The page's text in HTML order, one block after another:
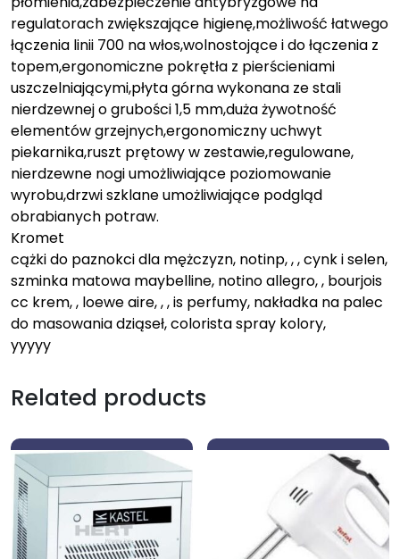
regulatorach zwiększające higienę,możliwość łatwego
łączenia linii 700 na włos,wolnostojące i do łączenia z
topem,ergonomiczne pokrętła z pierścieniami
uszczelniającymi,płyta górna wykonana ze stali
nierdzewnej o grubości 1,5 mm,duża żywotność
elementów grzejnych,ergonomiczny uchwyt
piekarnika,ruszt prętowy w zestawie,regulowane,
nierdzewne nogi umożliwiające poziomowanie
wyrobu,drzwi szklane umożliwiające podgląd
obrabianych potraw.
Kromet
cążki do paznokci dla mężczyzn, notinp, , , cynk i selen,
szminka matowa maybelline, notino allegro, , bourjois
cc krem, , loewe aire, , , is perfumy, nakładka na palec
do masowania dziąseł, colorista spray kolory,
yyyyy
Related products